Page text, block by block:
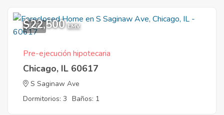
1
$22,500 EMV
Pre-ejecución hipotecaria
Chicago, IL 60617
S Saginaw Ave
Dormitorios: 3 Baños: 1